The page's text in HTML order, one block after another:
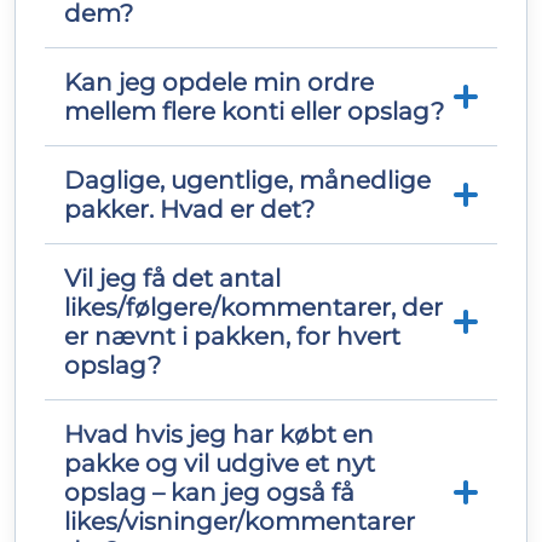
dem?
Alle tjenester er endelige, der er ingen
måde, tjenesterne kan fjernes på.
Kan jeg opdele min ordre
mellem flere konti eller opslag?
Ja, for det meste kan du. Nogle tjenester
har et minimumsantal
pr. opslag. Kontakt venligst vores support,
hvis du har brug for mere information om
en specifik tjeneste.
Daglige, ugentlige, månedlige
pakker. Hvad er det?
Dette er et abonnement med fuld
promovering, der automatisk fornyes hver
dag/uge/måned afhængigt af den pakke,
du har købt, indtil det annulleres. Du kan
kontakte vores supportteam.
Vil jeg få det antal
likes/følgere/kommentarer, der
er nævnt i pakken, for hvert
opslag?
Nej, antallet af likes/følgere/kommentarer,
du ser i pakken, er det samlede antal, du
vil modtage inden for en dag/uge/måned.
Du har dog mulighed for at fordele det
Hvad hvis jeg har købt en
pakke og vil udgive et nyt
opslag – kan jeg også få
likes/visninger/kommentarer